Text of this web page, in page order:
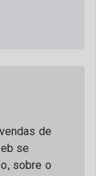
de
se
sobre o